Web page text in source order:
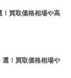
買取価格相場や高
！買取価格相場や